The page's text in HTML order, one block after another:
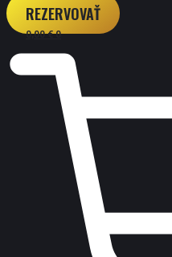
REZERVOVAŤ
0,00€ 0